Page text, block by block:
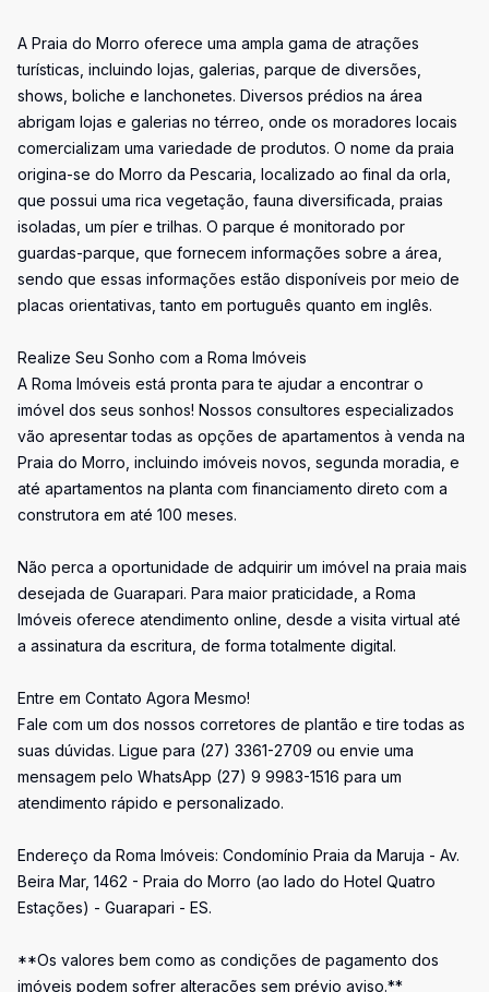
A Praia do Morro oferece uma ampla gama de atrações
turísticas, incluindo lojas, galerias, parque de diversões,
shows, boliche e lanchonetes. Diversos prédios na área
abrigam lojas e galerias no térreo, onde os moradores locais
comercializam uma variedade de produtos. O nome da praia
origina-se do Morro da Pescaria, localizado ao final da orla,
que possui uma rica vegetação, fauna diversificada, praias
isoladas, um píer e trilhas. O parque é monitorado por
guardas-parque, que fornecem informações sobre a área,
sendo que essas informações estão disponíveis por meio de
placas orientativas, tanto em português quanto em inglês.
Realize Seu Sonho com a Roma Imóveis
A Roma Imóveis está pronta para te ajudar a encontrar o
imóvel dos seus sonhos! Nossos consultores especializados
vão apresentar todas as opções de apartamentos à venda na
Praia do Morro, incluindo imóveis novos, segunda moradia, e
até apartamentos na planta com financiamento direto com a
construtora em até 100 meses.
Não perca a oportunidade de adquirir um imóvel na praia mais
desejada de Guarapari. Para maior praticidade, a Roma
Imóveis oferece atendimento online, desde a visita virtual até
a assinatura da escritura, de forma totalmente digital.
Entre em Contato Agora Mesmo!
Fale com um dos nossos corretores de plantão e tire todas as
suas dúvidas. Ligue para (27) 3361-2709 ou envie uma
mensagem pelo WhatsApp (27) 9 9983-1516 para um
atendimento rápido e personalizado.
Endereço da Roma Imóveis: Condomínio Praia da Maruja - Av.
Beira Mar, 1462 - Praia do Morro (ao lado do Hotel Quatro
Estações) - Guarapari - ES.
**Os valores bem como as condições de pagamento dos
imóveis podem sofrer alterações sem prévio aviso.**